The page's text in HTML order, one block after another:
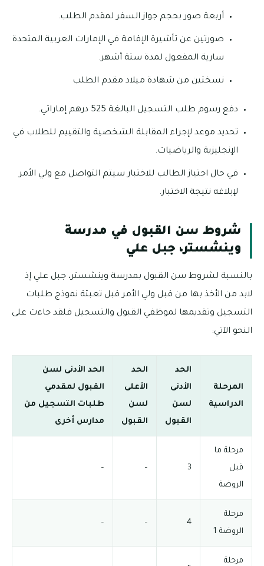
أربعة صور بحجم جواز السفر لمقدم الطلب.
صورتين عن تأشيرة الإقامة في الإمارات العربية المتحدة
سارية المفعول لمدة ستة أشهر.
نسختين من شهادة ميلاد مقدم الطلب
دفع رسوم طلب التسجيل البالغة 525 درهم إماراتي.
تحديد موعد لإجراء المقابلة الشخصية والتقييم للطلاب في
الإنجليزية والرياضيات.
في حال اجتياز الطالب للاختبار سيتم التواصل مع ولي الأمر
لإبلاغه نتيجة الاختبار.
شروط سن القبول في مدرسة
وينشستر، جبل علي
بالنسبة لشروط سن القبول بمدرسة وينشستر، جبل علي إذ
لابد من الأخذ بها من قبل ولي الأمر قبل تعبئة نموذج طلبات
التسجيل وتقديمها لموظفي القبول والتسجيل فلقد جاءت على
النحو الآتي:
المرحلة
الدراسية
الحد
الأدنى
لسن
القبول
الحد
الأعلى
لسن
القبول
الحد الأدنى لسن
القبول لمقدمي
طلبات التسجيل من
مدارس أخرى
مرحلة ما
قبل
الروضة
3
–
–
مرحلة
الروضة 1
4
–
–
مرحلة